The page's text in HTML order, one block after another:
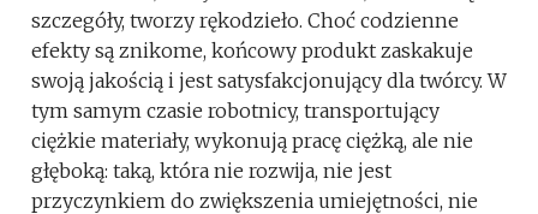
szczegóły, tworzy rękodzieło. Choć codzienne
efekty są znikome, końcowy produkt zaskakuje
swoją jakością i jest satysfakcjonujący dla twórcy. W
tym samym czasie robotnicy, transportujący
ciężkie materiały, wykonują pracę ciężką, ale nie
głęboką: taką, która nie rozwija, nie jest
przyczynkiem do zwiększenia umiejętności, nie